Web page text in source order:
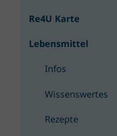
Re4U Karte
Lebensmittel
Infos
Wissenswertes
Rezepte